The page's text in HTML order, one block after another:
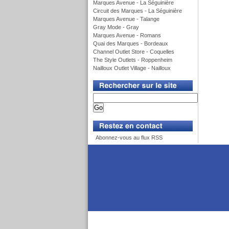
Marques Avenue - La Séguinière
Circuit des Marques - La Séguinière
Marques Avenue - Talange
Gray Mode - Gray
Marques Avenue - Romans
Quai des Marques - Bordeaux
Channel Outlet Store - Coquelles
The Style Outlets - Roppenheim
Nailloux Outlet Village - Nailloux
Abonnez-vous au flux RSS